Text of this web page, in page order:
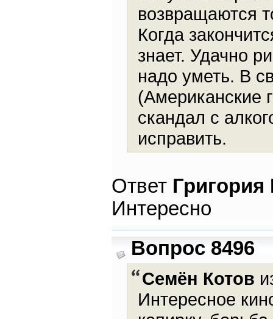
возвращаются
Когда
знает. Удачно
надо уметь. В
(Американские
скандал с
исправить.
Ответ
Интересно
Вопрос 8496
Семён Котов
Интересное